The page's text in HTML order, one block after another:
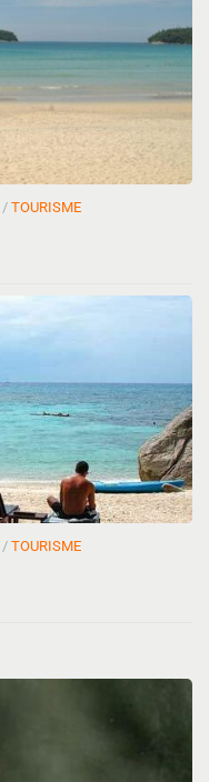
/ TOURISME
/ TOURISME